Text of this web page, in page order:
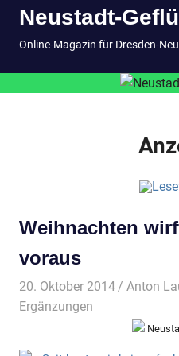
InhaltNeustadt-
Online-Magazin für Dresden-
Weihnachten
voraus
20. Oktober 2014 Anton
Ergänzungen